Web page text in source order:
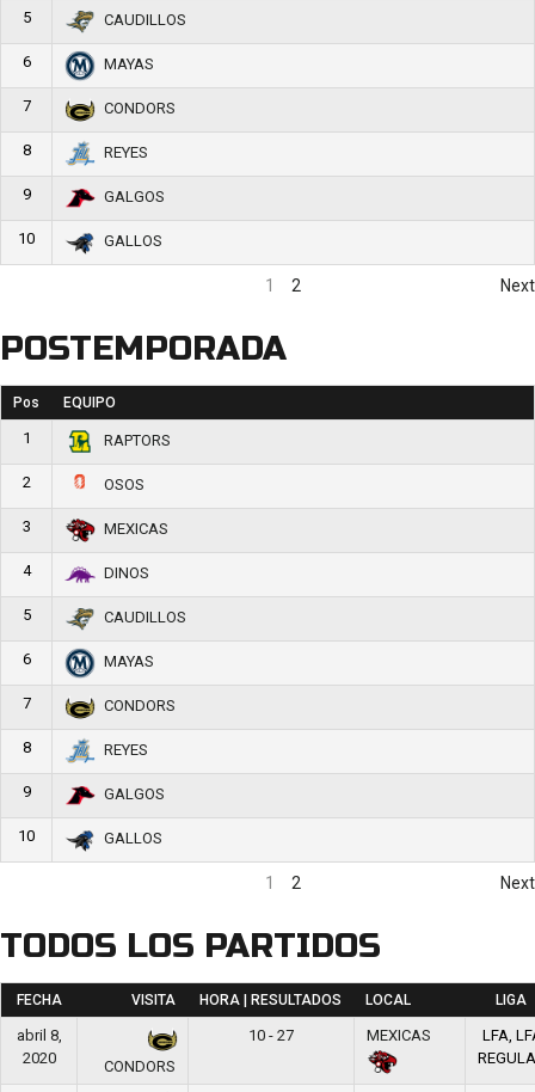
5 CAUDILLOS
6 MAYAS
7 CONDORS
8 REYES
9 GALGOS
10 GALLOS
1 2 Next
POSTEMPORADA
Pos EQUIPO
1 RAPTORS
2 OSOS
3 MEXICAS
4 DINOS
5 CAUDILLOS
6 MAYAS
7 CONDORS
8 REYES
9 GALGOS
10 GALLOS
1 2 Next
TODOS LOS PARTIDOS
FECHA VISITA HORA | RESULTADOS LOCAL LIGA
abril 8,
2020
CONDORS
10 - 27 MEXICAS
LFA,